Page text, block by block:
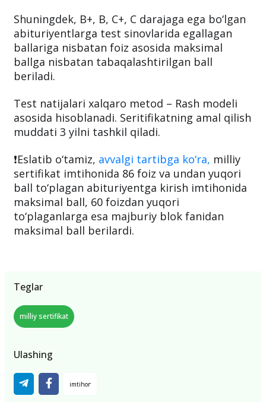
Shuningdek, B+, B, C+, C darajaga ega bo‘lgan
abituriyentlarga test sinovlarida egallagan
ballariga nisbatan foiz asosida maksimal
ballga nisbatan tabaqalashtirilgan ball
beriladi.
Test natijalari xalqaro metod – Rash modeli
asosida hisoblanadi. Seritifikatning amal qilish
muddati 3 yilni tashkil qiladi.
❗️Eslatib o‘tamiz, avvalgi tartibga ko‘ra, milliy
sertifikat imtihonida 86 foiz va undan yuqori
ball to‘plagan abituriyentga kirish imtihonida
maksimal ball, 60 foizdan yuqori
to‘plaganlarga esa majburiy blok fanidan
maksimal ball berilardi.
Teglar
milliy sertifikat
Ulashing